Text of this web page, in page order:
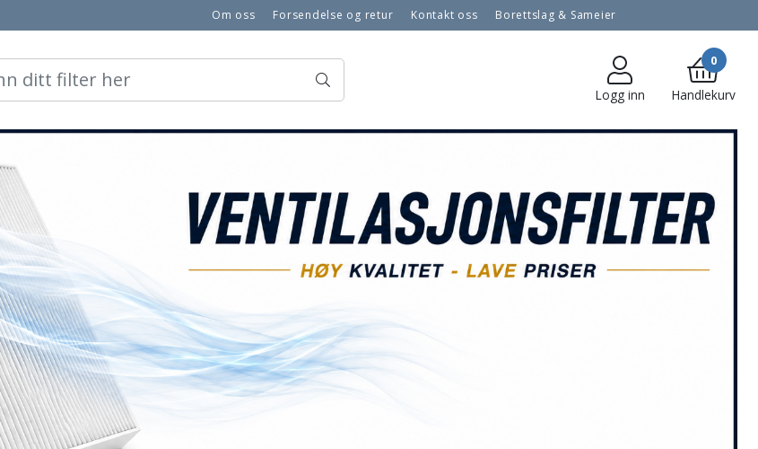
Om oss Forsendelse og retur Kontakt oss
Borettslag & Sameier
Logg på
Salgsbetingelser
Logg inn
0
Handlekurv